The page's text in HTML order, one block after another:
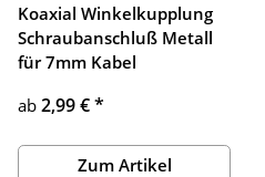
Koaxial Winkelkupplung
Schraubanschluß Metall
für 7mm Kabel
ab 2,99 €*
Zum Artikel